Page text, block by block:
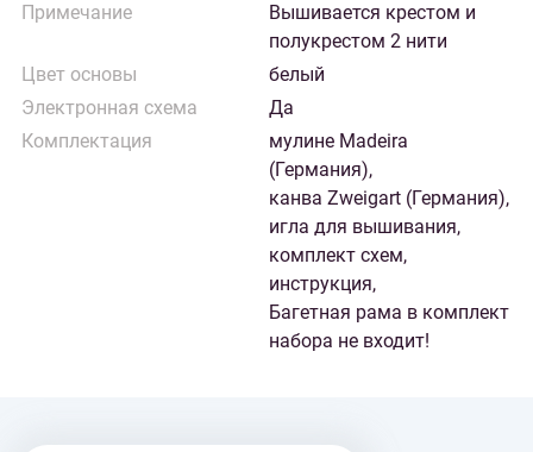
Примечание
Вышивается крестом и
полукрестом 2 нити
Цвет основы
белый
Электронная схема
Да
Комплектация
мулине Madeira
(Германия),
канва Zweigart (Германия),
игла для вышивания,
комплект схем,
инструкция,
Багетная рама в комплект
набора не входит!